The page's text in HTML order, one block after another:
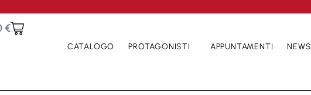
€
CATALOGO PROTAGONISTI APPUNTAMENTI NEWS